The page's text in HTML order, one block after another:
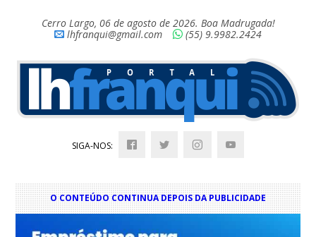
Cerro Largo, 06 de agosto de 2026. Boa Madrugada!
lhfranqui@gmail.com
(55) 9.9982.2424
SIGA-NOS:
O CONTEÚDO CONTINUA DEPOIS DA PUBLICIDADE